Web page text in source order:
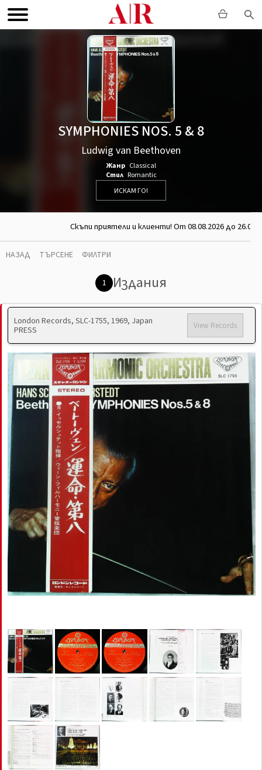
SYMPHONIES NOS. 5 & 8
Ludwig van Beethoven
Жанр Classical
Стил Romantic
ИСКАМ ГО!
Скъпи приятели и клиенти! От 08.08.2026 до
НАЗАД ТЪРСЕНЕ ФИЛТРИ
1 Издания
London Records, SLC-1755, 1969, Japan
PRESS
View Records